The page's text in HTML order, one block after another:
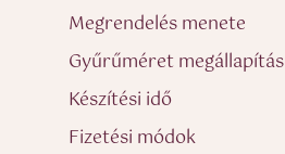
Megrendelés menete
Gyűrűméret megállapítás
Készítési idő
Fizetési módok